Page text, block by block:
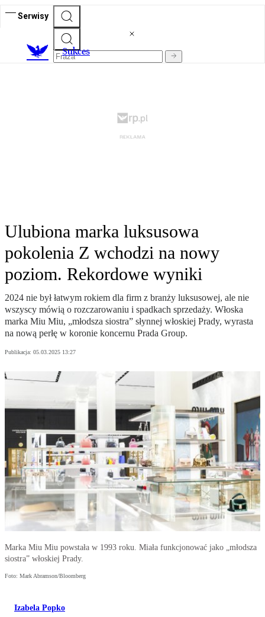
Serwisy
Sukces
Ulubiona marka luksusowa
pokolenia Z wchodzi na nowy
poziom. Rekordowe wyniki
2024 nie był łatwym rokiem dla firm z branży luksusowej, ale nie
wszyscy mówią o rozczarowaniu i spadkach sprzedaży. Włoska
marka Miu Miu, „młodsza siostra” słynnej włoskiej Prady, wyrasta
na nową perłę w koronie koncernu Prada Group.
Publikacja: 05.03.2025 13:27
Marka Miu Miu powstała w 1993 roku. Miała funkcjonować jako „młodsza
siostra” włoskiej Prady.
Foto: Mark Abramson/Bloomberg
Izabela Popko